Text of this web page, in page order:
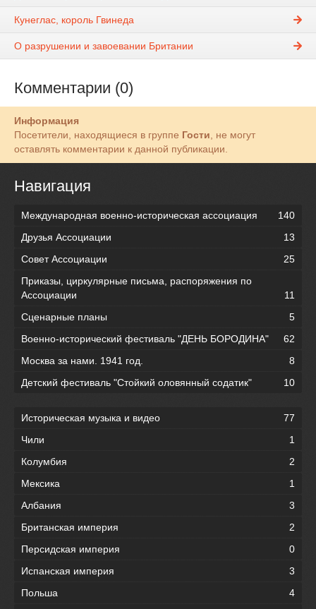
Кунеглас, король Гвинеда
О разрушении и завоевании Британии
Комментарии (0)
Информация
Посетители, находящиеся в группе Гости , не могут
оставлять комментарии к данной публикации.
Навигация
Международная военно-историческая ассоциация
140
Друзья Ассоциации
13
Совет Ассоциации
25
Приказы, циркулярные письма, распоряжения по
Ассоциации
11
Сценарные планы
5
Военно-исторический фестиваль "ДЕНЬ БОРОДИНА"
62
Москва за нами. 1941 год.
8
Детский фестиваль "Стойкий оловянный содатик"
10
Историческая музыка и видео
77
Чили
1
Колумбия
2
Мексика
1
Албания
3
Британская империя
2
Персидская империя
0
Испанская империя
3
Польша
4